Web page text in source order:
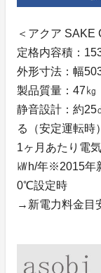
＜アクア
定格内容積：
外形寸法：幅
製品質量：47㎏
静音設計：約
る（安定運転時）
1ヶ月あたり電
㎾h/年※2015年
0℃設定時
→新電力料金目